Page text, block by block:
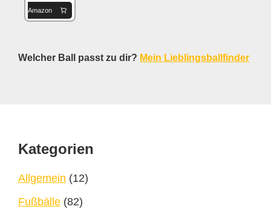
Amazon
Welcher Ball passt zu dir? Mein Lieblingsballfinder
Footer
Kategorien
Allgemein (12)
Fußbälle (82)